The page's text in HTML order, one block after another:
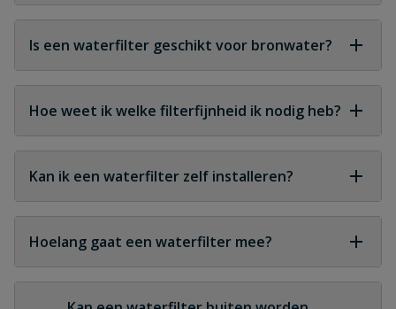
Een schoon filter veroorzaakt nauwelijks
drukverlies; een vervuild filter wel.
Is een waterfilter geschikt voor bronwater?
Ja, veel modellen zijn gemaakt voor bronwater en
kunnen grote hoeveelheden zand tegenhouden.
Hoe weet ik welke filterfijnheid ik nodig heb?
Dat hangt af van de toepassing; fijnere filters zijn
nodig voor druppelsystemen, grovere voor
Kan ik een waterfilter zelf installeren?
Ja, de meeste filters zijn eenvoudig te installeren
en worden veeleer gebruikt door doe-het-zelvers.
Hoelang gaat een waterfilter mee?
Het filterhuis gaat jarenlang mee; het filterelement
moet periodiek worden vervangen of gereinigd.